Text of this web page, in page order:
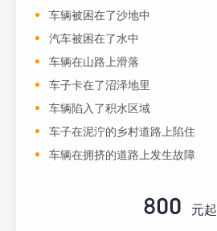
车辆被困在了沙地中
汽车被困在了水中
车辆在山路上滑落
车子卡在了沼泽地里
车辆陷入了积水区域
车子在泥泞的乡村道路上陷住
车辆在拥挤的道路上发生故障
800 元起